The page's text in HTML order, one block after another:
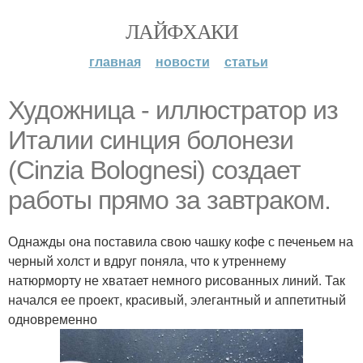
ЛАЙФХАКИ
главная новости статьи
Художница - иллюстратор из
Италии синция болонези
(Cinzia Bolognesi) создает
работы прямо за завтраком.
Однажды она поставила свою чашку кофе с печеньем на
черный холст и вдруг поняла, что к утреннему
натюрморту не хватает немного рисованных линий. Так
начался ее проект, красивый, элегантный и аппетитный
одновременно